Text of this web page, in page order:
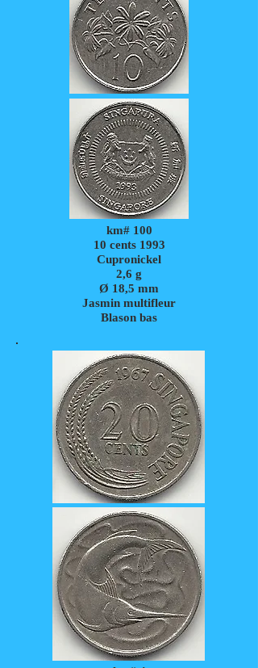
km# 100
10 cents 1993
Cupronickel
2,6 g
Ø 18,5 mm
Jasmin multifleur
Blason bas